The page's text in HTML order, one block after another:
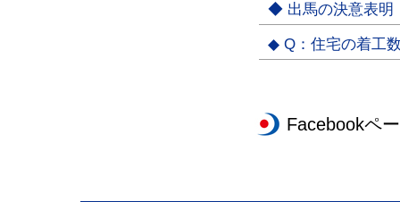
◆ 出馬の決意表明
◆ Q：住宅の着工
Facebookペ